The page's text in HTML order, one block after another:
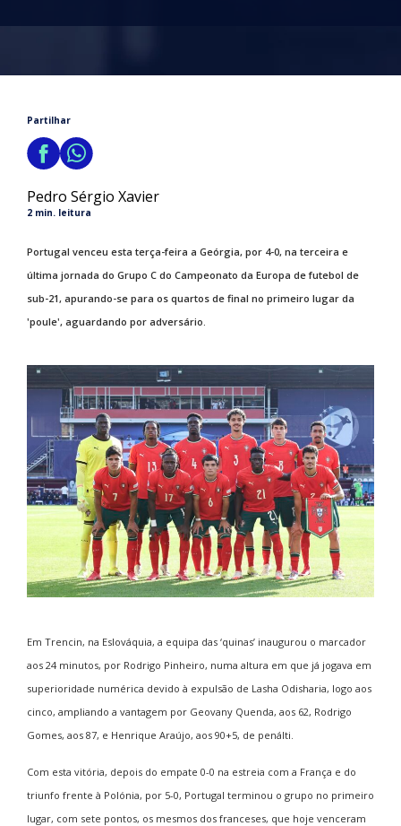
Partilhar
Pedro Sérgio Xavier
2 min. leitura
Portugal venceu esta terça-feira a Geórgia, por 4-0, na terceira e
última jornada do Grupo C do Campeonato da Europa de futebol de
sub-21, apurando-se para os quartos de final no primeiro lugar da
'poule', aguardando por adversário.
Em Trencin, na Eslováquia, a equipa das ‘quinas’ inaugurou o marcador
aos 24 minutos, por Rodrigo Pinheiro, numa altura em que já jogava em
superioridade numérica devido à expulsão de Lasha Odisharia, logo aos
cinco, ampliando a vantagem por Geovany Quenda, aos 62, Rodrigo
Gomes, aos 87, e Henrique Araújo, aos 90+5, de penálti.
Com esta vitória, depois do empate 0-0 na estreia com a França e do
triunfo frente à Polónia, por 5-0, Portugal terminou o grupo no primeiro
lugar, com sete pontos, os mesmos dos franceses, que hoje venceram